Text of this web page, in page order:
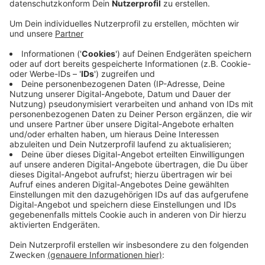
Wer noch nicht weiß, was er oder sie danach machen
möchte, kann sich heute (07.04.) beraten lassen. Die
Industrie- und Handelskammer Mittlerer Niederrhein
schaltet nachher eine Hotline zum dualen Studium.
Dabei wird das praktische Lernen in einem Betrieb mit
einem Studiengang kombiniert. Die Infohotline der IHK
richtet sich an Schüler aus der Region und deren
Eltern. Sie ist heute Nachmittag zwischen 13:30 und
15:00 Uhr geschaltet.
Mönchengladbach und Rhein-Kreis Neuss:
Karsten Moschek, Tel. 02161 241-118
Anzeige